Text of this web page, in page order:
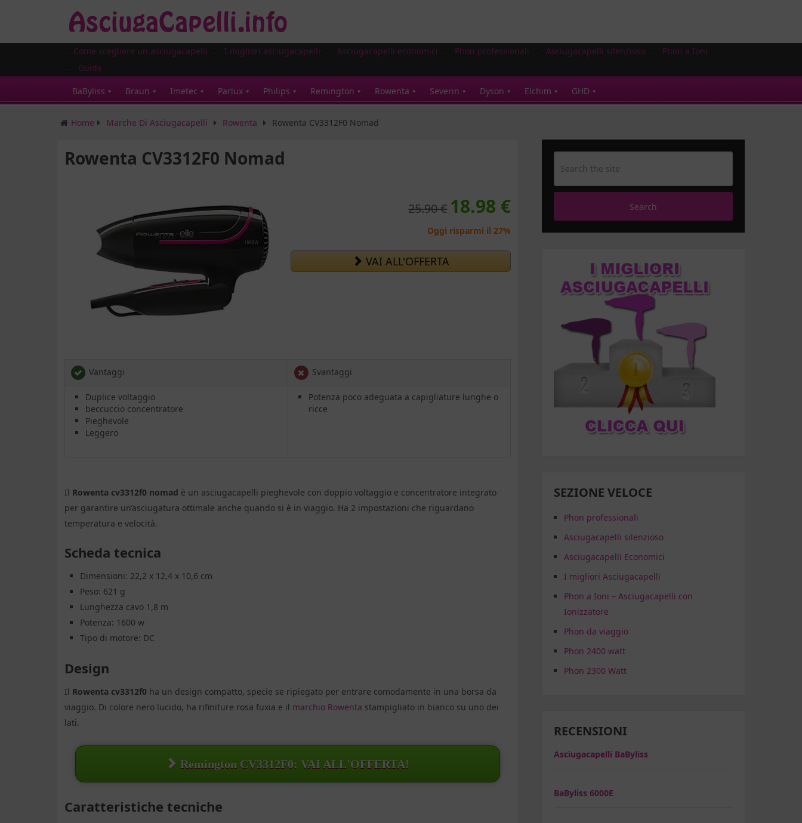
Come scegliere un asciugacapelli I migliori asciugacapelli Asciugacapelli economici Phon professionali Asciugacapelli silenzioso
Phon a Ioni
Guide
BaByliss Braun Imetec Parlux Philips Remington Rowenta Severin Dyson Elchim GHD
Home Marche Di Asciugacapelli Rowenta Rowenta CV3312F0 Nomad
Rowenta CV3312F0 Nomad
25.90 € 18.98 €
Oggi risparmi il 27%
VAI ALL'OFFERTA
Vantaggi Svantaggi
Duplice voltaggio
beccuccio concentratore
Pieghevole
Leggero
Potenza poco adeguata a capigliature lunghe o
ricce
Il Rowenta cv3312f0 nomad è un asciugacapelli pieghevole con doppio voltaggio e concentratore integrato
per garantire un’asciugatura ottimale anche quando si è in viaggio. Ha 2 impostazioni che riguardano
temperatura e velocità.
Scheda tecnica
Dimensioni: 22,2 x 12,4 x 10,6 cm
Peso: 621 g
Lunghezza cavo 1,8 m
Potenza: 1600 w
Tipo di motore: DC
Design
Il Rowenta cv3312f0 ha un design compatto, specie se ripiegato per entrare comodamente in una borsa da
viaggio. Di colore nero lucido, ha rifiniture rosa fuxia e il marchio Rowenta stampigliato in bianco su uno dei
lati.
Remington CV3312F0: VAI ALL'OFFERTA!
Caratteristiche tecniche
Search
SEZIONE VELOCE
Phon professionali
Asciugacapelli silenzioso
Asciugacapelli Economici
I migliori Asciugacapelli
Phon a Ioni – Asciugacapelli con
Ionizzatore
Phon da viaggio
Phon 2400 watt
Phon 2300 Watt
RECENSIONI
Asciugacapelli BaByliss
BaByliss 6000E